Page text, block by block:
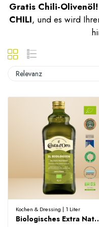
Gratis Chili-Olivenöl!
CHILI, und es wird
Relevanz
Kochen & Dressing | 1 Liter
Biologisches Extra